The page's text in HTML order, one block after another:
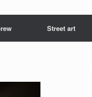
Street art